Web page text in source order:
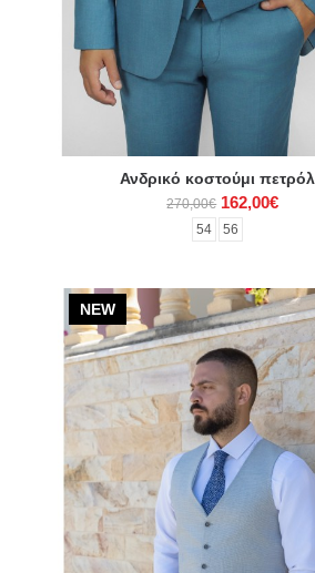
Ανδρικό κοστούμι πετρόλ
270,00€ 162,00€
54 56
NEW